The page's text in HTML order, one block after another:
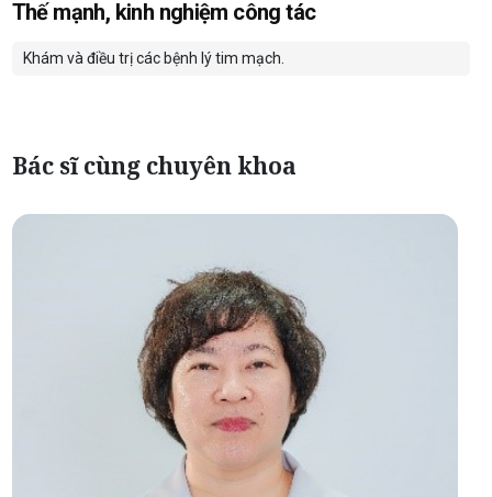
Thế mạnh, kinh nghiệm công tác
Khám và điều trị các bệnh lý tim mạch.
Bác sĩ cùng chuyên khoa